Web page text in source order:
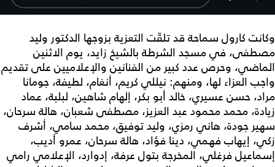
وكانت كارول سماحة قد تلقّت التعزية بزوجها الدكتور وليد
مصطفى، في مسجد الشرطة بالشيخ زايد، يوم الاثنين
الماضي، وحرص عدد كبير من الفنانين والإعلاميين على تقديم
واجب العزاء لها، ومنهم: نيللي كريم، أنغام، لطيفة، جومانا
مراد، حسن عسيري، خالد أبو بكر، إلهام شاهين، لبلبة، عماد
زيادة، محمد محمود عبد العزيز، مصطفى شعبان، هالة سرحان،
سهير جودة، هاني رمزي، وليد توفيق، محمد سامي، أشرف
زكي، إيهاب فهمي، دينا فؤاد، هالة سرحان، عمرو أديب،
إسماعيل فرغلي، المخرجة بتول عرفة، إدوارد، الإعلامي رامي